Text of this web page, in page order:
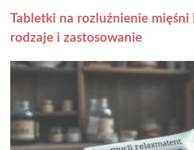
Tabletki na rozluźnienie mięśni
rodzaje i zastosowanie